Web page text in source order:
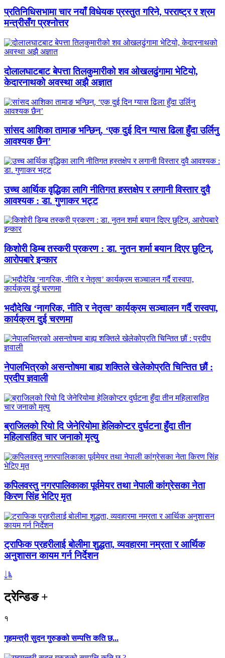
प्रतिनिधिसभामा चार नयाँ विधेयक प्रस्तुत गरिने, परराष्ट्र र श्रम
मन्त्रीसँग प्रश्नोत्तर
दोलालघाटबाट बेपत्ता तिलकुमारीको शव ओखलढुंगामा भेटियो,
केदारनाथको अवस्था अझै अज्ञात
सांसद आशिका तामाङ भन्छिन्, ‘एक दुई दिन ग्यास ढिला हुँदा उर्लिनु
आवश्यक छैन’
उच्च आर्थिक वृद्धिका लागि नीतिगत हस्तक्षेप र लगानी विस्तार दुवै
आवश्यक : डा. गुणाकर भट्ट
किशोरी डिम्ब तस्करी प्रकरण : डा. नुतन शर्मा बयान दिएर छुटिन्,
आरोपबारे इन्कार
भदौदेखि ‘नागरिक, नीति र नेतृत्व’ कार्यक्रम सञ्चालन गर्दै रास्वपा,
कार्यक्रम दुई चरणमा
नेपालभित्रको असन्तोषमा बाह्य शक्तिले खेलेकोप्रति चिन्तित छौं :
प्रदीप ज्ञवाली
ब्राजिलको रियो दि जेनेरियोमा हेलिकोप्टर दुर्घटना हुँदा तीन
महिलासहित चार जनाको मृत्यु
कपिलवस्तु नगरपालिकाका पूर्वमेयर तथा नेपाली कांग्रेसका नेता
किरण सिंह भेटिए मृत
ट्राफिक प्रहरीलाई बोलीमा शुद्धता, व्यवहारमा नम्रता र आर्थिक
अनुशासन कायम गर्न निर्देशन
ट्रेन्डिङ+
१
गृहमन्त्री सुदन गुरुङको सम्पत्ति कति छ...